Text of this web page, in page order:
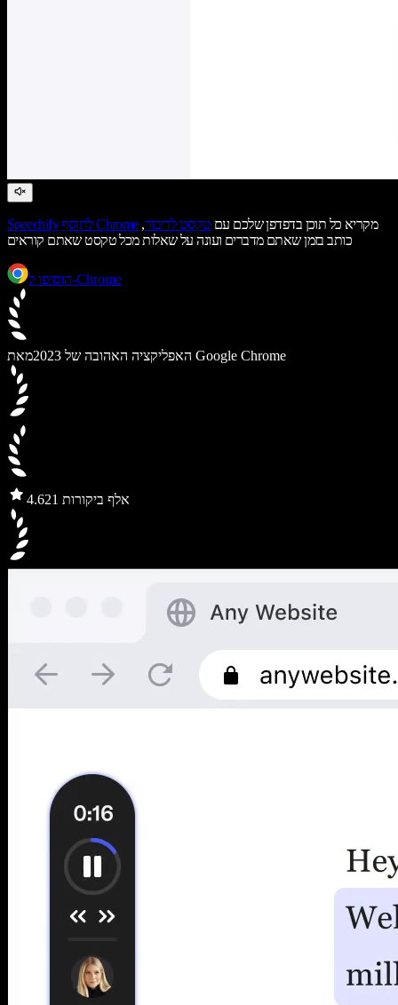
Speechify לתוסף Chrome מקריא כל תוכן בדפדפן שלכם עם טקסט לדיבור,
כותב בזמן שאתם מדברים ועונה על שאלות מכל טקסט שאתם קוראים
הוסיפו ל-Chrome
האפליקציה האהובה של 2023 מאת Google Chrome
4.6 21 אלף ביקורות